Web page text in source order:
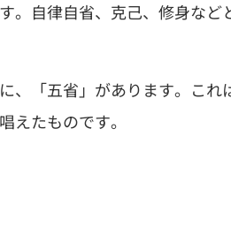
。自律自省、克己、修身など
、「五省」があります。これ
えたものです。